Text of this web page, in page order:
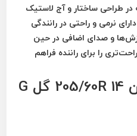
در طراحی ساختار و آج لاستیک
نرمی وراحتی در رانندگی
وصدای اضافی در حین
را برای راننده فراهم
مزایای لاستیک لوفن 205/60R 14 گل G